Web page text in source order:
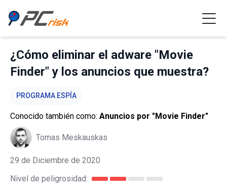
¿Cómo eliminar el adware "Movie
Finder" y los anuncios que muestra?
PROGRAMA ESPÍA
Conocido también como: Anuncios por "Movie Finder"
Tomas Meskauskas
29 de Diciembre de 2020
Nivel de peligrosidad: